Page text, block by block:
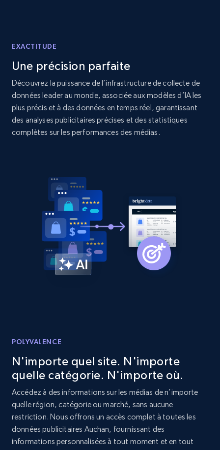
Amazon products by seller URL
Title, Seller name, Brand, Description, Initial
price, Currency, Availability, Reviews count, and
more.
Amazon products global dataset - Collect
products from Brands URLs
Title, Seller name, Brand, Description, Initial
price, Currency, Availability, Reviews count, and
more.
2.1K+ 375+
URL, Product id, Listing inventory id, Title, Rating,
price, and more.
1.9K+ 323+ Commencer
Etsy - Collect data on products using
specified keywords
EXACTITUDE
Une précision parfaite
Découvrez la puissance de l’infrastructure de collecte de
données leader au monde, associée aux modèles d’IA les
plus précis et à des données en temps réel, garantissant
des analyses publicitaires précises et des statistiques
complètes sur les performances des médias.
POLYVALENCE
N'importe quel site. N'importe
quelle catégorie. N'importe où.
Accédez à des informations sur les médias de n’importe
quelle région, catégorie ou marché, sans aucune
restriction. Nous offrons un accès complet à toutes les
données publicitaires Auchan, fournissant des
informations personnalisées à tout moment et en tout